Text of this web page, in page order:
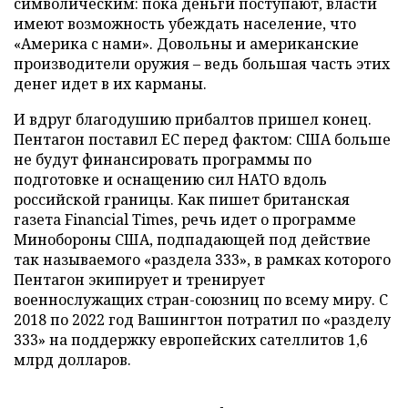
имеют возможность убеждать население, что
«Америка с нами». Довольны и американские
производители оружия – ведь большая часть этих
денег идет в их карманы.
И вдруг благодушию прибалтов пришел конец.
Пентагон поставил ЕС перед фактом: США больше
не будут финансировать программы по
подготовке и оснащению сил НАТО вдоль
российской границы. Как пишет британская
газета Financial Times, речь идет о программе
Минобороны США, подпадающей под действие
так называемого «раздела 333», в рамках которого
Пентагон экипирует и тренирует
военнослужащих стран-союзниц по всему миру. С
2018 по 2022 год Вашингтон потратил по «разделу
333» на поддержку европейских сателлитов 1,6
млрд долларов.